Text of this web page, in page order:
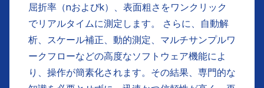
屈折率（nおよびk）、表面粗さをワンクリック
でリアルタイムに測定します。 さらに、自動解
析、スケール補正、動的測定、マルチサンプルワ
ークフローなどの高度なソフトウェア機能によ
り、操作が簡素化されます。その結果、専門的な